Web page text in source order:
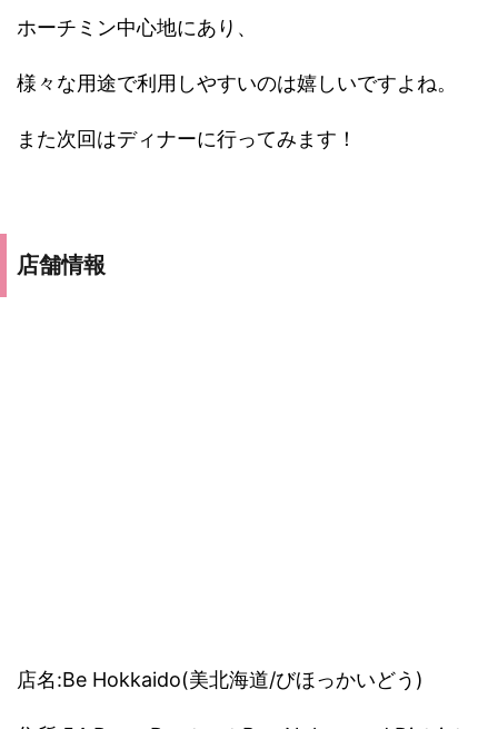
ホーチミン中心地にあり、
様々な用途で利用しやすいのは嬉しいですよね。
また次回はディナーに行ってみます！
店舗情報
店名:Be Hokkaido(美北海道/びほっかいどう)